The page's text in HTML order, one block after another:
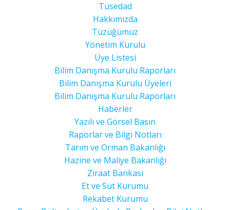
Tüsedad
Hakkımızda
Tüzüğümüz
Yönetim Kurulu
Üye Listesi
Bilim Danışma Kurulu Raporları
Bilim Danışma Kurulu Üyeleri
Bilim Danışma Kurulu Raporları
Haberler
Yazılı ve Görsel Basın
Raporlar ve Bilgi Notları
Tarım ve Orman Bakanlığı
Hazine ve Maliye Bakanlığı
Ziraat Bankası
Et ve Süt Kurumu
Rekabet Kurumu